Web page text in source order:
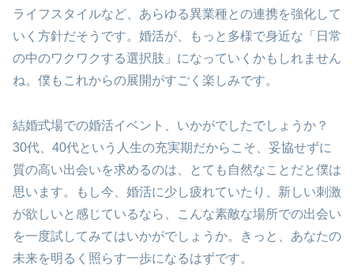
ライフスタイルなど、あらゆる異業種との連携を強化して
いく方針だそうです。婚活が、もっと多様で身近な「日常
の中のワクワクする選択肢」になっていくかもしれません
ね。僕もこれからの展開がすごく楽しみです。
結婚式場での婚活イベント、いかがでしたでしょうか？
30代、40代という人生の充実期だからこそ、妥協せずに
質の高い出会いを求めるのは、とても自然なことだと僕は
思います。もし今、婚活に少し疲れていたり、新しい刺激
が欲しいと感じているなら、こんな素敵な場所での出会い
を一度試してみてはいかがでしょうか。きっと、あなたの
未来を明るく照らす一歩になるはずです。